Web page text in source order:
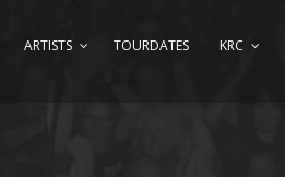
ARTISTS TOURDATES KRC